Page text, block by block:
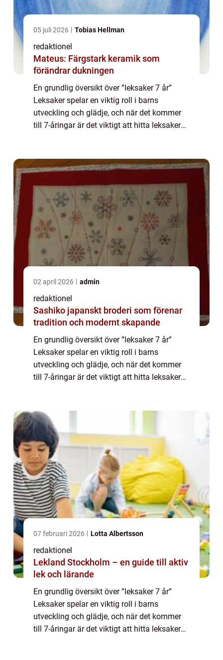
05 juli 2026 Tobias Hellman
redaktionel
Mateus: Färgstark keramik som
förändrar dukningen
En grundlig översikt över ”leksaker 7 år”
Leksaker spelar en viktig roll i barns
utveckling och glädje, och när det kommer
till 7-åringar är det viktigt att hitta leksaker
02 april 2026 admin
redaktionel
Sashiko japanskt broderi som förenar
tradition och modernt skapande
En grundlig översikt över ”leksaker 7 år”
Leksaker spelar en viktig roll i barns
utveckling och glädje, och när det kommer
till 7-åringar är det viktigt att hitta leksaker
07 februari 2026 Lotta Albertsson
redaktionel
Lekland Stockholm – en guide till aktiv
lek och lärande
En grundlig översikt över ”leksaker 7 år”
Leksaker spelar en viktig roll i barns
utveckling och glädje, och när det kommer
till 7-åringar är det viktigt att hitta leksaker